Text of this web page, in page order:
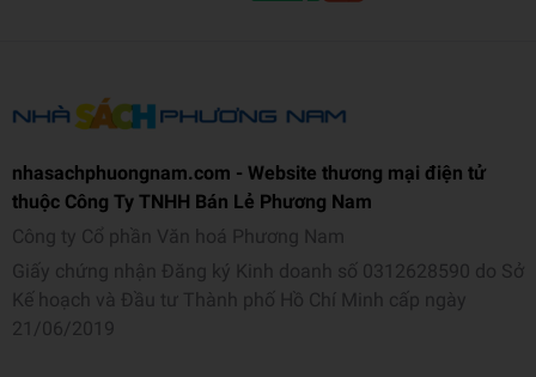
nhasachphuongnam.com - Website thương mại điện tử
thuộc Công Ty TNHH Bán Lẻ Phương Nam
Công ty Cổ phần Văn hoá Phương Nam
Giấy chứng nhận Đăng ký Kinh doanh số 0312628590 do Sở
Kế hoạch và Đầu tư Thành phố Hồ Chí Minh cấp ngày
21/06/2019